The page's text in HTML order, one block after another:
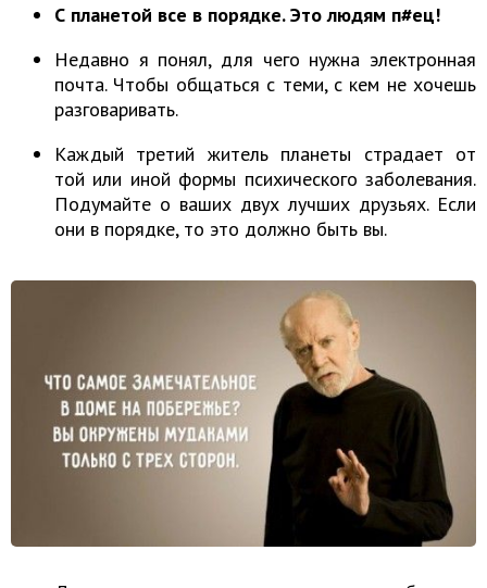
С планетой все в порядке. Это людям п#ец!
Недавно я понял, для чего нужна электронная
почта. Чтобы общаться с теми, с кем не хочешь
разговаривать.
Каждый третий житель планеты страдает от
той или иной формы психического заболевания.
Подумайте о ваших двух лучших друзьях. Если
они в порядке, то это должно быть вы.